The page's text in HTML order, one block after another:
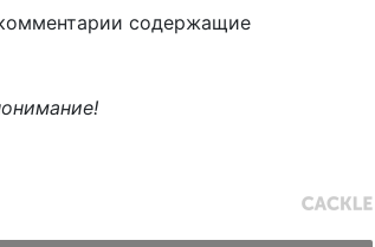
содержащие